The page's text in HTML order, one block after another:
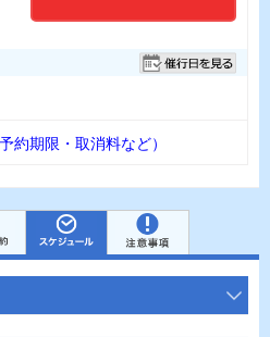
約期限・取消料など）